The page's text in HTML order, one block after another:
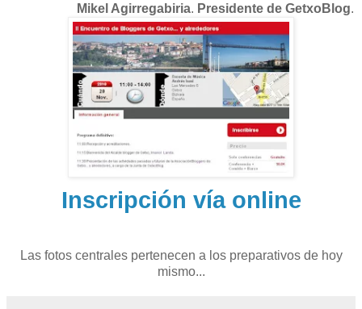
Mikel Agirregabiria. Presidente de GetxoBlog.
Inscripción vía online
Las fotos centrales pertenecen a los preparativos de hoy
mismo...